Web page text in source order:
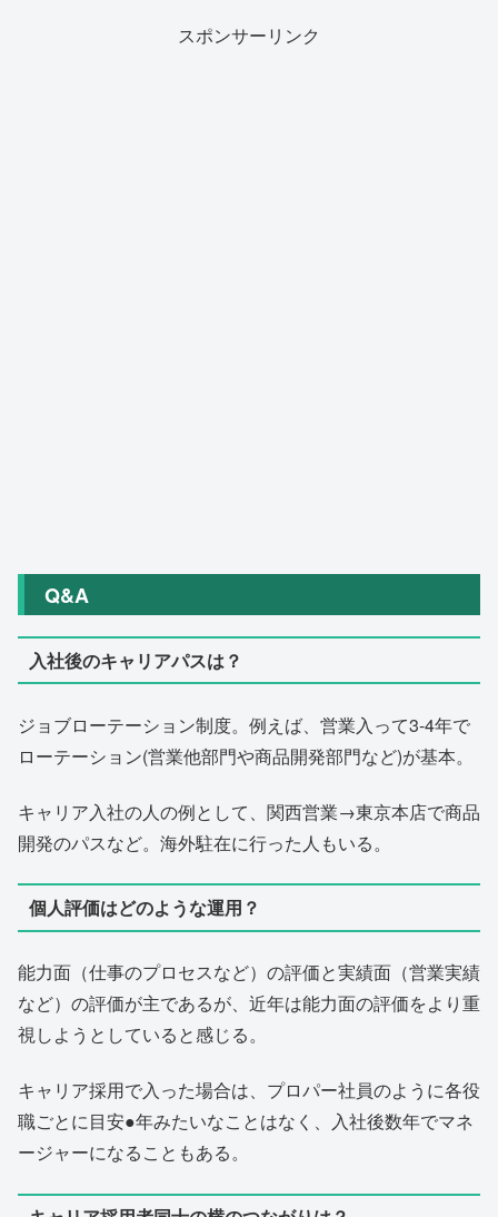
スポンサーリンク
Q&A
入社後のキャリアパスは？
ジョブローテーション制度。例えば、営業入って3-4年で
ローテーション(営業他部門や商品開発部門など)が基本。
キャリア入社の人の例として、関西営業→東京本店で商品
開発のパスなど。海外駐在に行った人もいる。
個人評価はどのような運用？
能力面（仕事のプロセスなど）の評価と実績面（営業実績
など）の評価が主であるが、近年は能力面の評価をより重
視しようとしていると感じる。
キャリア採用で入った場合は、プロパー社員のように各役
職ごとに目安●年みたいなことはなく、入社後数年でマネ
ージャーになることもある。